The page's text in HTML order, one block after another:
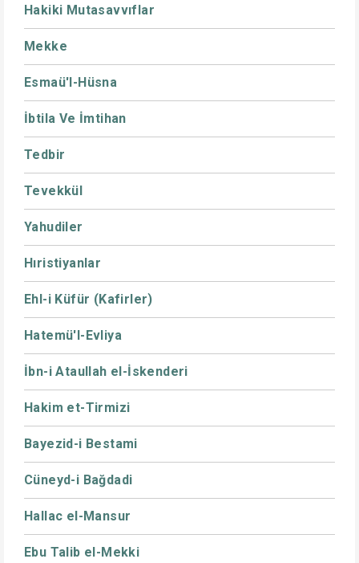
Hakiki Mutasavvıflar
Mekke
Esmaü'l-Hüsna
İbtila Ve İmtihan
Tedbir
Tevekkül
Yahudiler
Hıristiyanlar
Ehl-i Küfür (Kafirler)
Hatemü'l-Evliya
İbn-i Ataullah el-İskenderi
Hakim et-Tirmizi
Bayezid-i Bestami
Cüneyd-i Bağdadi
Hallac el-Mansur
Ebu Talib el-Mekki